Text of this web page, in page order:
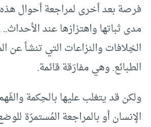
فرصة بعد أخرى لمراجعة أحوال
مدى ثباتها واهتزازها عند
الخِلافات والنزاعات التي تنشأ عن
الطبائع. وهي مفارَقة قائمة.
ولكن قد يتغلب عليها بالحِكمة
الإنسان أو بالمراجعة المُستمرّة